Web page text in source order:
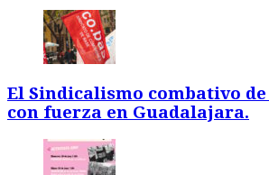
El Sindicalismo combativo de
con fuerza en Guadalajara.